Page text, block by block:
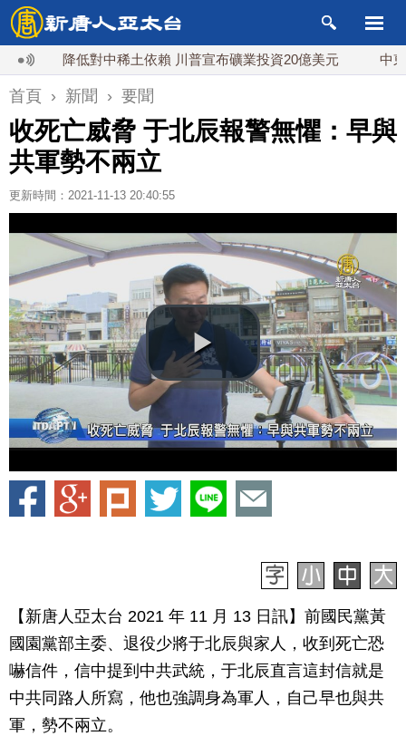
降低對中稀土依賴 川普宣布礦業投資20億美元 中東局勢
首頁 › 新聞 › 要聞
收死亡威脅 于北辰報警無懼：早與
共軍勢不兩立
更新時間：2021-11-13 20:40:55
【新唐人亞太台 2021 年 11 月 13 日訊】前國民黨黃
國園黨部主委、退役少將于北辰與家人，收到死亡恐
嚇信件，信中提到中共武統，于北辰直言這封信就是
中共同路人所寫，他也強調身為軍人，自己早也與共
軍，勢不兩立。